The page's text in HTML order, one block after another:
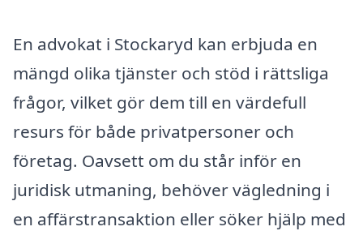
En advokat i Stockaryd kan erbjuda en
mängd olika tjänster och stöd i rättsliga
frågor, vilket gör dem till en värdefull
resurs för både privatpersoner och
företag. Oavsett om du står inför en
juridisk utmaning, behöver vägledning i
en affärstransaktion eller söker hjälp med